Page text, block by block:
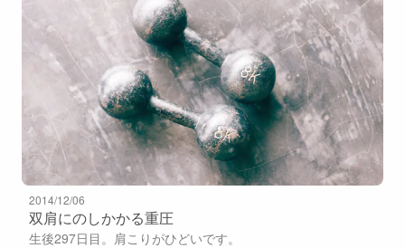
2014/12/06
双肩にのしかかる重圧
生後297日目。肩こりがひどいです。